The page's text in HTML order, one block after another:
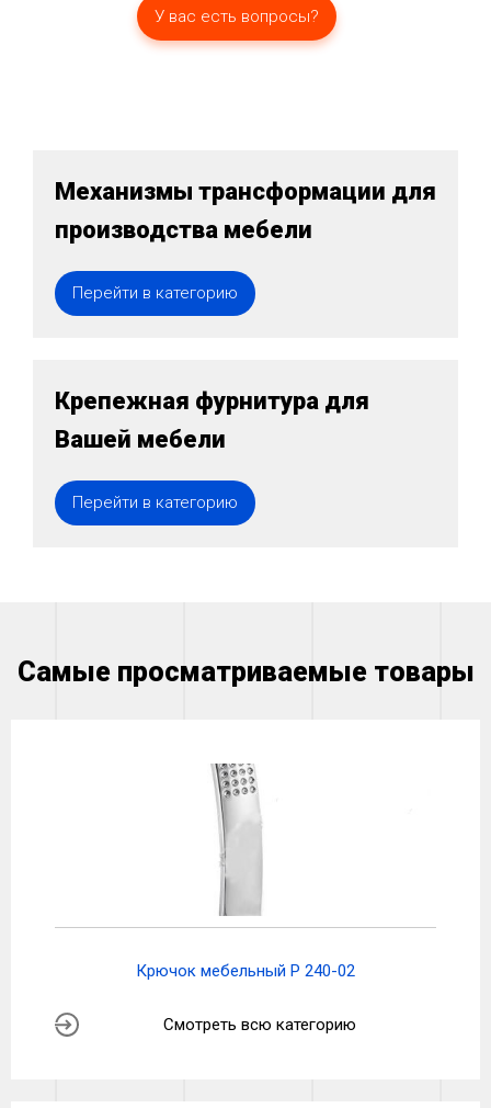
У вас есть вопросы?
Механизмы трансформации для
производства мебели
Перейти в категорию
Крепежная фурнитура для
Вашей мебели
Перейти в категорию
Самые просматриваемые товары
Крючок мебельный P 240-02
Смотреть всю категорию